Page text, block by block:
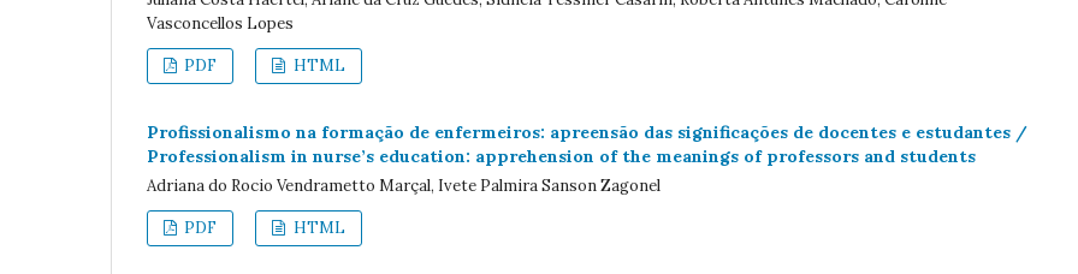
Vasconcellos Lopes
PDF HTML
Profissionalismo na formação de enfermeiros: apreensão das significações de docentes e estudantes /
Professionalism in nurse’s education: apprehension of the meanings of professors and students
Adriana do Rocio Vendrametto Marçal, Ivete Palmira Sanson Zagonel
PDF HTML